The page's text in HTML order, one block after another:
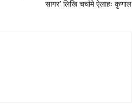
सागर’ लिखि चर्चामे ऐलाहः कुणाल